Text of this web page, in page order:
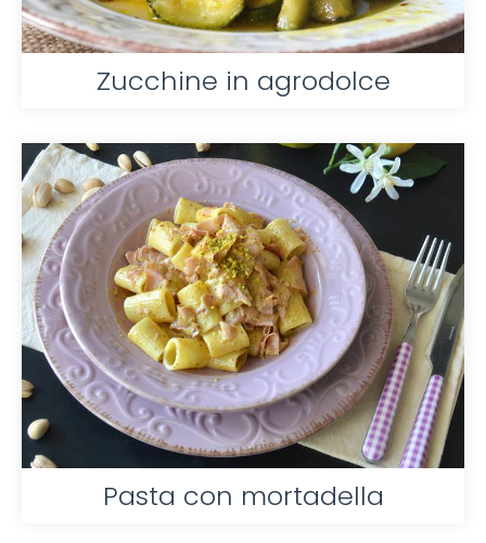
Zucchine in agrodolce
Pasta con mortadella